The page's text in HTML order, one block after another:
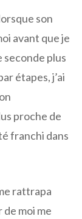
son
avant que je
seconde plus
étapes, j’ai
proche de
franchi dans
rattrapa
de moi me